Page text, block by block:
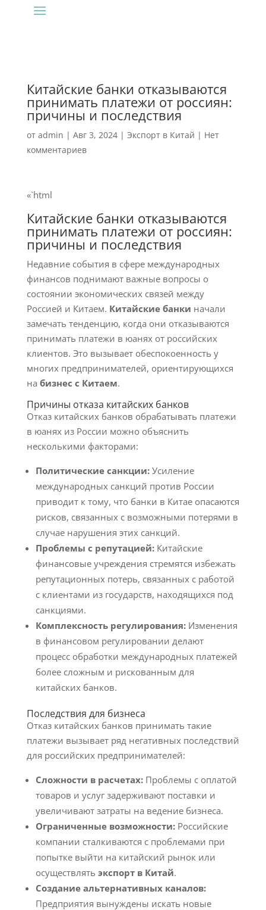
Китайские банки отказываются
принимать платежи от россиян:
причины и последствия
от admin | Авг 3, 2024| Экспорт в Китай | Нет
комментариев
«`html
Китайские банки отказываются
принимать платежи от россиян:
причины и последствия
Недавние события в сфере международных
финансов поднимают важные вопросы о
состоянии экономических связей между
Россией и Китаем. Китайские банки начали
замечать тенденцию, когда они отказываются
принимать платежи в юанях от российских
клиентов. Это вызывает обеспокоенность у
многих предпринимателей, ориентирующихся
на бизнес с Китаем.
Причины отказа китайских банков
Отказ китайских банков обрабатывать платежи
в юанях из России можно объяснить
несколькими факторами:
Политические санкции:Усиление
международных санкций против России
приводит к тому, что банки в Китае опасаются
рисков, связанных с возможными потерями в
случае нарушения этих санкций.
Проблемы с репутацией:Китайские
финансовые учреждения стремятся избежать
репутационных потерь, связанных с работой
с клиентами из государств, находящихся под
санкциями.
Комплексность регулирования:Изменения
в финансовом регулировании делают
процесс обработки международных платежей
более сложным и рискованным для
китайских банков.
Последствия для бизнеса
Отказ китайских банков принимать такие
платежи вызывает ряд негативных последствий
для российских предпринимателей:
Сложности в расчетах:Проблемы с оплатой
товаров и услуг задерживают поставки и
увеличивают затраты на ведение бизнеса.
Ограниченные возможности:Российские
компании сталкиваются с проблемами при
попытке выйти на китайский рынок или
осуществлять экспорт в Китай.
Создание альтернативных каналов:
Предприятия вынуждены искать новые